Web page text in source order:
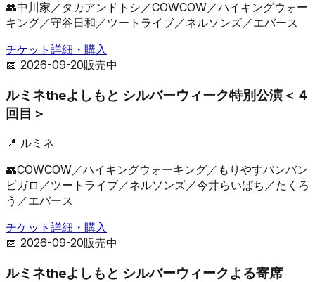
👥中川家／タカアンドトシ／COWCOW／ハイキングウォー
キング／守谷日和／ツートライブ／ネルソンズ／エバース
チケット詳細・購入
📅 2026-09-20販売中
ルミネtheよしもと シルバーウィーク特別公演＜４
回目＞
📍 ルミネ
👥COWCOW／ハイキングウォーキング／もりやすバンバン
ビガロ／ツートライブ／ネルソンズ／今井らいぱち／たくろ
う／エバース
チケット詳細・購入
📅 2026-09-20販売中
ルミネtheよしもと シルバーウィークよる寄席